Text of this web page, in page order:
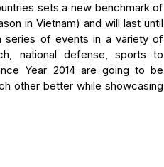
sets a new benchmark of
in Vietnam) and will last until
series of events in a variety of
national defense, sports to
Year 2014 are going to be
other better while showcasing